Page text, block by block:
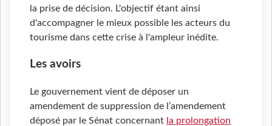
la prise de décision. L'objectif étant ainsi
d'accompagner le mieux possible les acteurs du
tourisme dans cette crise à l'ampleur inédite.
Les avoirs
Le gouvernement vient de déposer un
amendement de suppression de l’amendement
déposé par le Sénat concernant la prolongation